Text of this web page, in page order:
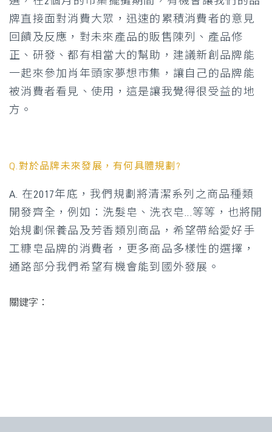
牌直接面對消費大眾，迅速的累積消費者的意見
回饋及反應，對未來產品的販售陳列、產品修
正、研發、都有相當大的幫助，建議新創品牌能
一起來參加肖年頭家夢想市集，讓自己的品牌能
被消費者看見、使用，這是讓我覺得很受益的地
方。
Q. 對於品牌未來發展，有何具體規劃 ?
A. 在2017年底，我們規劃將清潔系列之商品種類
開發齊全，例如：洗髮皂、洗衣皂...等等，也將開
始規劃保養品及芳香類別商品，希望帶給愛好手
工糠皂品牌的消費者，更多商品多樣性的選擇，
通路部分我們希望有機會能到國外發展。
關鍵字：